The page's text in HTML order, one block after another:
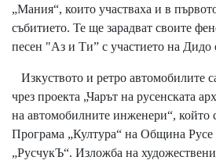
„Мания“, които участваха и в
събитието. Те ще зарадват своите
песен "Аз и Ти” с участието на Дидо
Изкуството и ретро автомобилите
чрез проекта „Чарът на русенската
на автомобилните инженери“, който
Програма „Култура“ на Община
„РусчукЪ“. Изложба на